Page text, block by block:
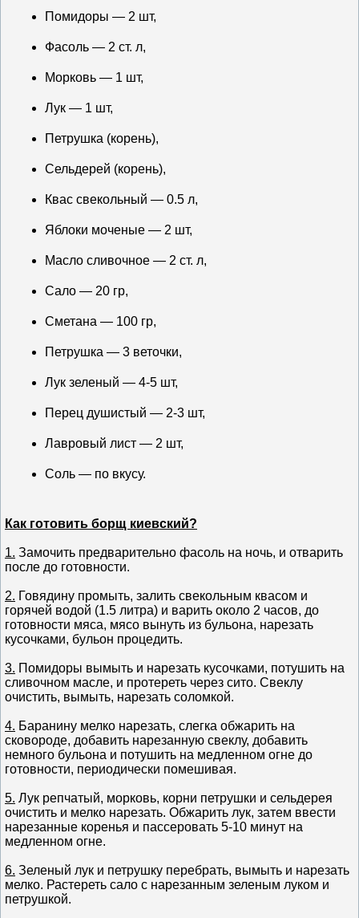
Помидоры — 2 шт,
Фасоль — 2 ст. л,
Морковь — 1 шт,
Лук — 1 шт,
Петрушка (корень),
Сельдерей (корень),
Квас свекольный — 0.5 л,
Яблоки моченые — 2 шт,
Масло сливочное — 2 ст. л,
Сало — 20 гр,
Сметана — 100 гр,
Петрушка — 3 веточки,
Лук зеленый — 4-5 шт,
Перец душистый — 2-3 шт,
Лавровый лист — 2 шт,
Соль — по вкусу.
Как готовить борщ киевский?
1. Замочить предварительно фасоль на ночь, и отварить
после до готовности.
2. Говядину промыть, залить свекольным квасом и
горячей водой (1.5 литра) и варить около 2 часов, до
готовности мяса, мясо вынуть из бульона, нарезать
кусочками, бульон процедить.
3. Помидоры вымыть и нарезать кусочками, потушить на
сливочном масле, и протереть через сито. Свеклу
очистить, вымыть, нарезать соломкой.
4. Баранину мелко нарезать, слегка обжарить на
сковороде, добавить нарезанную свеклу, добавить
немного бульона и потушить на медленном огне до
готовности, периодически помешивая.
5. Лук репчатый, морковь, корни петрушки и сельдерея
очистить и мелко нарезать. Обжарить лук, затем ввести
нарезанные коренья и пассеровать 5-10 минут на
медленном огне.
6. Зеленый лук и петрушку перебрать, вымыть и нарезать
мелко. Растереть сало с нарезанным зеленым луком и
петрушкой.